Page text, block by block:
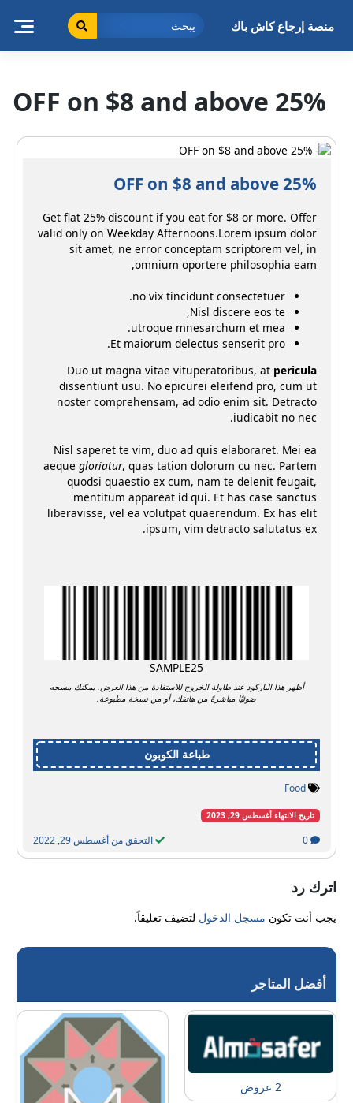
منصة إرجاع كاش باك
25% OFF on $8 and above
25% OFF on $8 and above
Get flat 25% discount if you eat for $8 or more. Offer
valid only on Weekday Afternoons.Lorem ipsum dolor
sit amet, ne error conceptam scriptorem vel, in
omnium oportere philosophia eam,
no vix tincidunt consectetuer.
Nisl discere eos te,
utroque mnesarchum et mea.
Et maiorum delectus senserit pro.
Duo ut magna vitae vituperatoribus, atpericula
dissentiunt usu. No epicurei eleifend pro, cum ut
noster comprehensam, ad odio enim sit. Detracto
iudicabit no nec.
Nisl saperet te vim, duo ad quis elaboraret. Mei ea
aequegloriatur , quas tation dolorum cu nec. Partem
quodsi quaestio ex cum, nam te delenit feugait,
mentitum appareat id qui. Et has case sanctus
liberavisse, vel ea volutpat quaerendum. Ex has elit
ipsum, vim detracto salutatus ex.
SAMPLE25
أظهر هذا الباركود عند طاولة الخروج للاستفادة من هذا العرض. يمكنك مسحه
ضوئيًا مباشرةً من هاتفك، أو من نسخة مطبوعة.
طباعة الكوبون
Food
تاريخ الانتهاء أغسطس 29, 2023
التحقق من أغسطس 29, 2022 0
اترك رد
يجب أنت تكون مسجل الدخول لتضيف تعليقاً.
أفضل المتاجر
2 عروض